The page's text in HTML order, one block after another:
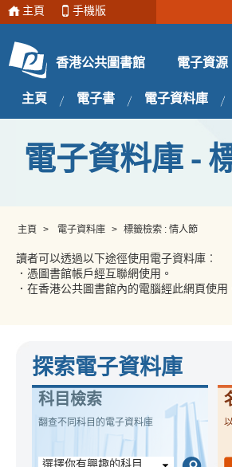
主頁 手機版
香港公共圖書館 電子資源
主頁 電子書 電子資料庫
電子資料庫 -
主頁 > 電子資料庫 > 標籤檢索 : 情人節
讀者可以透過以下途徑使用電子資料庫︰
．憑圖書館帳戶經互聯網使用。
．在香港公共圖書館內的電腦經此網頁使用
探索電子資料庫
科目檢索
翻查不同科目的電子資料庫